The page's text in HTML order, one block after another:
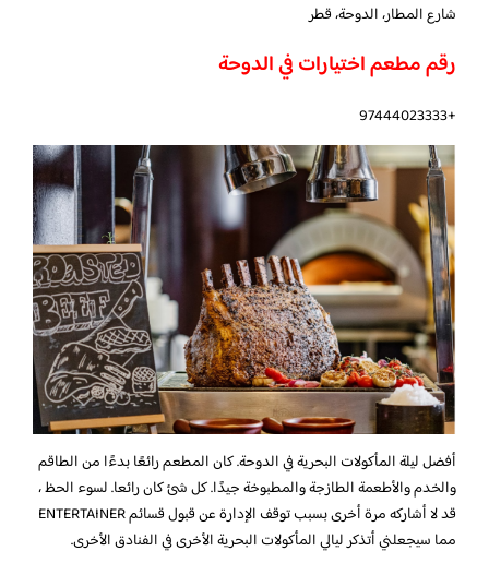
شارع المطار، الدوحة، قطر
رقم مطعم اختيارات في الدوحة
+97444023333
أفضل ليلة المأكولات البحرية في الدوحة. كان المطعم رائعًا بدءًا من الطاقم
والخدم والأطعمة الطازجة والمطبوخة جيدًا. كل شئ كان رائعا. لسوء الحظ ،
قد لا أشاركه مرة أخرى بسبب توقف الإدارة عن قبول قسائم ENTERTAINER
مما سيجعلني أتذكر ليالي المأكولات البحرية الأخرى في الفنادق الأخرى.